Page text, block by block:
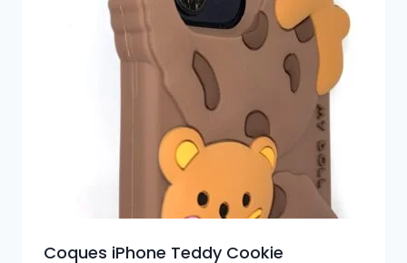
Coques iPhone Teddy Cookie